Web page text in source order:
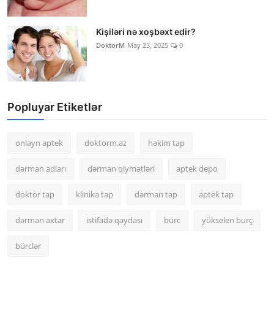
Kişiləri nə xoşbəxt edir?
DoktorM May 23, 2025 0
Popluyar Etiketlər
onlayn aptek doktorm.az həkim tap
dərman adları dərman qiymətləri aptek depo
doktor tap klinika tap dərman tap aptek tap
dərman axtar istifadə qaydası bürc yükselen burç
bürclər